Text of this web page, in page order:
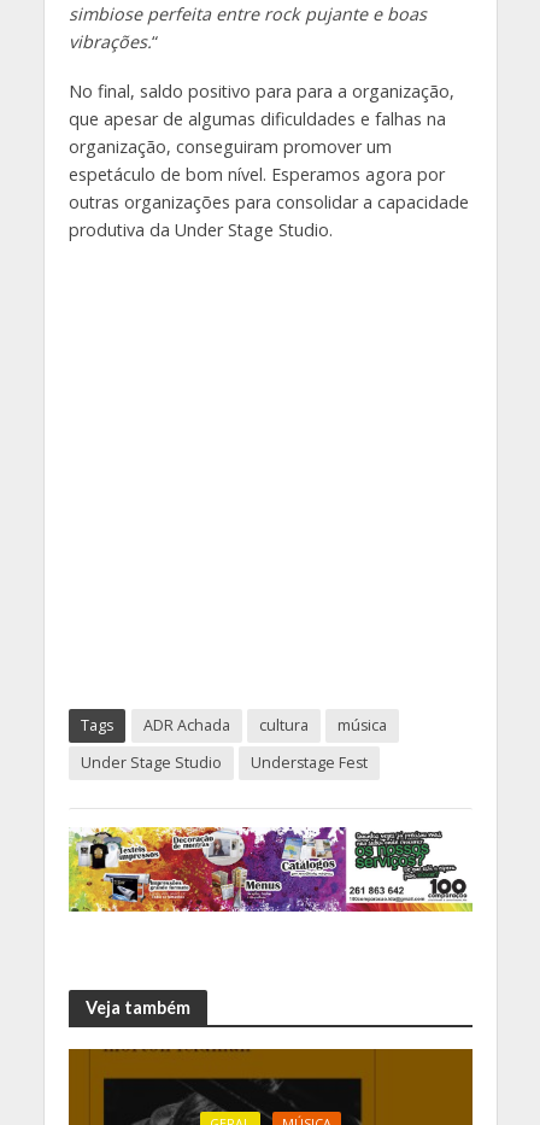
simbiose perfeita entre rock pujante e boas
vibrações.“
No final, saldo positivo para para a organização,
que apesar de algumas dificuldades e falhas na
organização, conseguiram promover um
espetáculo de bom nível. Esperamos agora por
outras organizações para consolidar a capacidade
produtiva da Under Stage Studio.
Tags ADR Achada cultura
música
Under Stage Studio
Understage Fest
Veja também